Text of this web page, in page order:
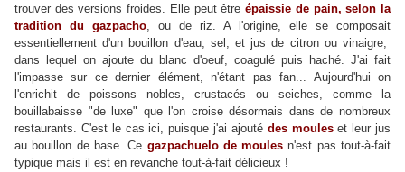
trouver des versions froides. Elle peut êtreépaissie de pain, selon la
tradition du gazpacho, ou de riz. A l'origine, elle se composait
essentiellement d'un bouillon d'eau, sel, et jus de citron ou vinaigre,
dans lequel on ajoute du blanc d'oeuf, coagulé puis haché. J'ai fait
l'impasse sur ce dernier élément, n'étant pas fan... Aujourd'hui on
l'enrichit de poissons nobles, crustacés ou seiches, comme la
bouillabaisse "de luxe" que l'on croise désormais dans de nombreux
restaurants. C'est le cas ici, puisque j'ai ajouté des mouleset leur jus
au bouillon de base. Ce gazpachuelo de moules n'est pas tout-à-fait
typique mais il est en revanche tout-à-fait délicieux !